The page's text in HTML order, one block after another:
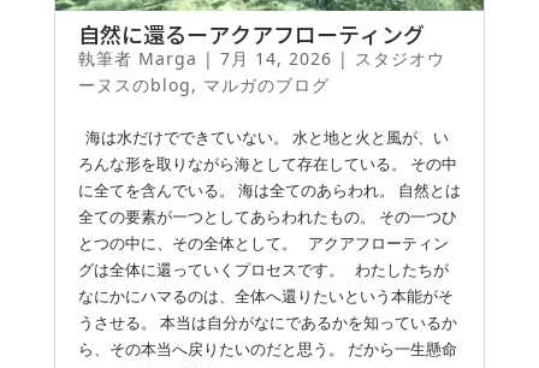
自然に還るーアクアフローティング
執筆者 Marga | 7月 14, 2026 | スタジオウ
ーヌスのblog, マルガのブログ
海は水だけでできていない。 水と地と火と風が、い
ろんな形を取りながら海として存在している。 その中
に全てを含んでいる。 海は全てのあらわれ。 自然とは
全ての要素が一つとしてあらわれたもの。 その一つひ
とつの中に、その全体として。 アクアフローティン
グは全体に還っていくプロセスです。 わたしたちが
なにかにハマるのは、全体へ還りたいという本能がそ
うさせる。 本当は自分がなにであるかを知っているか
ら、その本当へ戻りたいのだと思う。 だから一生懸命